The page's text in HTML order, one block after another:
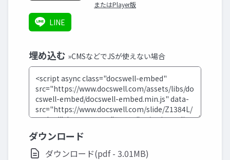
またはPlayer版
LINE
埋め込む »CMSなどでJSが使えない場合
ダウンロード
ダウンロード(pdf - 3.01MB)